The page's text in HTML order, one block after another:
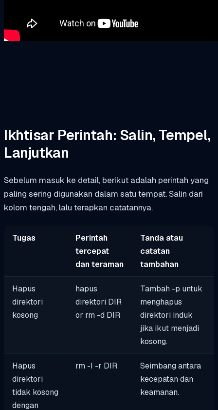
Ikhtisar Perintah: Salin, Tempel,
Lanjutkan
Sebelum masuk ke detail, berikut adalah perintah yang
paling sering digunakan dalam satu tempat. Salin dari
kolom tengah, lalu terapkan catatannya.
Tugas
Perintah
tercepat
dan teraman
Tanda atau
catatan
tambahan
Hapus
direktori
kosong
hapus
direktori DIR
or rm -d DIR
Tambah -p untuk
menghapus
direktori induk
jika ikut menjadi
kosong.
Hapus
direktori
tidak kosong
dengan
rm -I -r DIR
Seimbang antara
kecepatan dan
keamanan.